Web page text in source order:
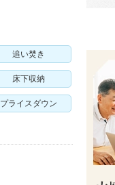
追い焚き
床下収納
プライスダウン